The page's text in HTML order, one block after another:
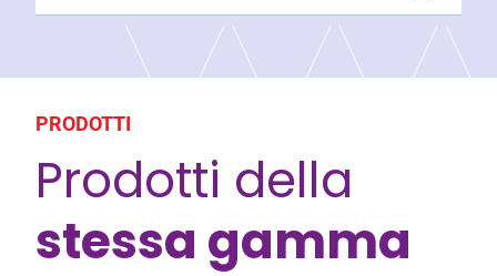
PRODOTTI
Prodotti della
stessa gamma